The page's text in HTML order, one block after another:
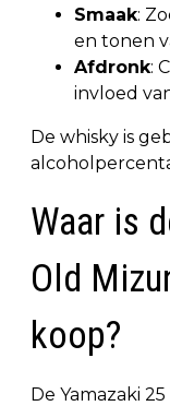
Smaak:
en tonen
Afdronk:
invloed
De whisky is
Waar is
Old
koop?
De Yamazaki